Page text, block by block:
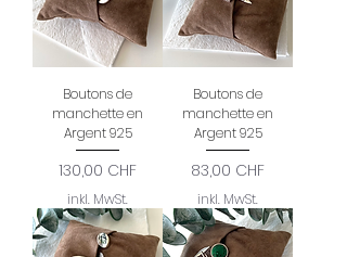
Boutons de
manchette en
Argent 925
Preis
130,00 CHF
inkl. MwSt.
Boutons de
manchette en
Argent 925
Preis
83,00 CHF
inkl. MwSt.